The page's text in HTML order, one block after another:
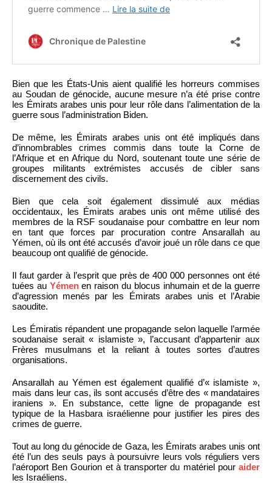
Bien que les États-Unis aient qualifié les horreurs commises
au Soudan de génocide, aucune mesure n’a été prise contre
les Émirats arabes unis pour leur rôle dans l’alimentation de la
guerre sous l’administration Biden.
De même, les Émirats arabes unis ont été impliqués dans
d’innombrables crimes commis dans toute la Corne de
l’Afrique et en Afrique du Nord, soutenant toute une série de
groupes militants extrémistes accusés de cibler sans
discernement des civils.
Bien que cela soit également dissimulé aux médias
occidentaux, les Émirats arabes unis ont même utilisé des
membres de la RSF soudanaise pour combattre en leur nom
en tant que forces par procuration contre Ansarallah au
Yémen, où ils ont été accusés d’avoir joué un rôle dans ce que
beaucoup ont qualifié de génocide.
Il faut garder à l’esprit que près de 400 000 personnes ont été
tuées au Yémenen raison du blocus inhumain et de la guerre
d’agression menés par les Émirats arabes unis et l’Arabie
saoudite.
Les Émiratis répandent une propagande selon laquelle l’armée
soudanaise serait « islamiste », l’accusant d’appartenir aux
Frères musulmans et la reliant à toutes sortes d’autres
organisations.
Ansarallah au Yémen est également qualifié d’« islamiste »,
mais dans leur cas, ils sont accusés d’être des « mandataires
iraniens ». En substance, cette ligne de propagande est
typique de la Hasbara israélienne pour justifier les pires des
crimes de guerre.
Tout au long du génocide de Gaza, les Émirats arabes unis ont
été l’un des seuls pays à poursuivre leurs vols réguliers vers
l’aéroport Ben Gourion et à transporter du matériel pour aider
les Israéliens.